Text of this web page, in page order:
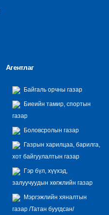
Агентлаг
Байгаль орчны газар
Биеийн тамир, спортын
газар
Боловсролын газар
Газрын харилцаа, барилга,
хот байгуулалтын газар
Гэр бүл, хүүхэд,
залуучуудын хөгжлийн газар
Мэргэжлийн хяналтын
газар /Татан буугдсан/